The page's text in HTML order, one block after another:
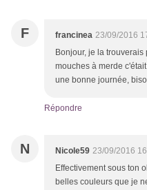
F francinea 23/09/2016
Bonjour, je la
mouches à merde
une bonne journée,
Répondre
N Nicole59 23/09/2016
Effectivement sous ton
belles couleurs que je